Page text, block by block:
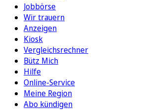
Jobbörse
Wir trauern
Anzeigen
Kiosk
Vergleichsrechner
Bütz Mich
Hilfe
Online-Service
Meine Region
Abo kündigen